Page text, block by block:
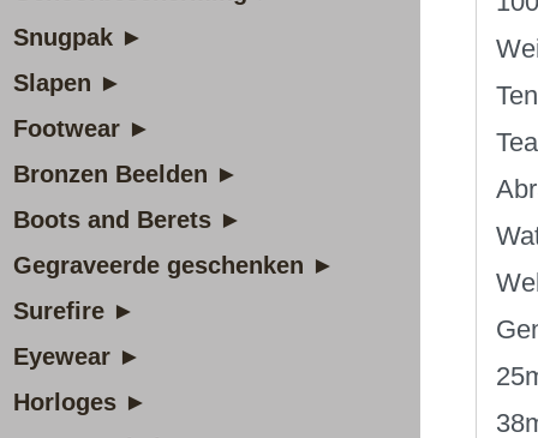
Snugpak ►
Slapen ►
Footwear ►
Bronzen Beelden ►
Boots and Berets ►
Gegraveerde geschenken ►
Surefire ►
Eyewear ►
Horloges ►